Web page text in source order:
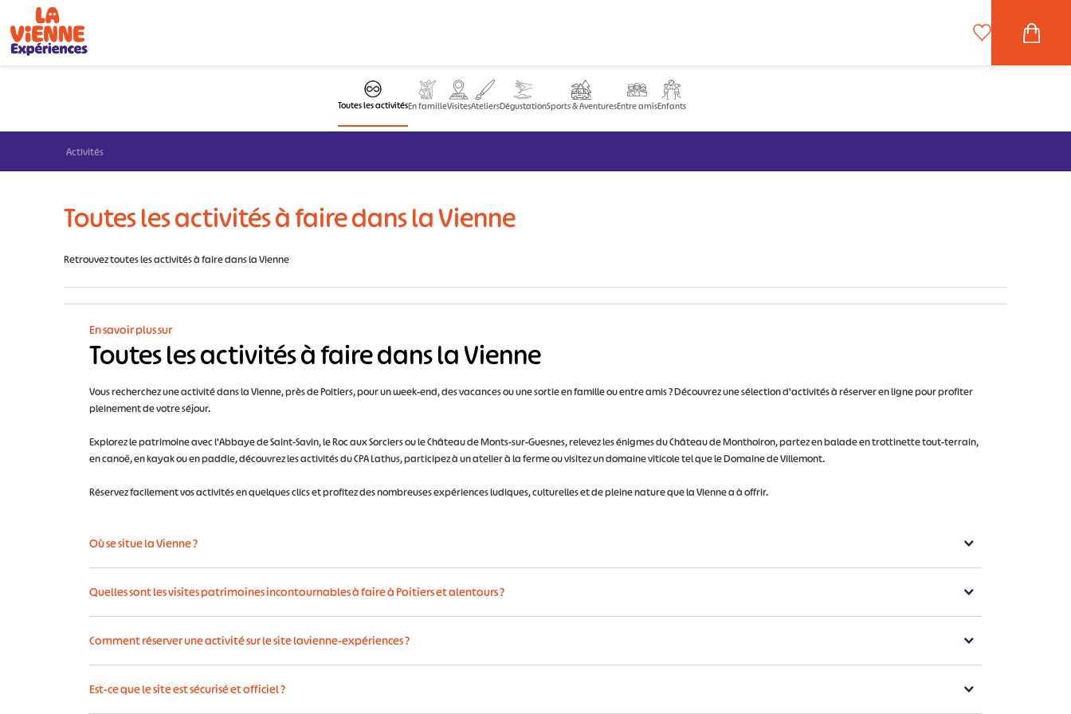
Panneau de gestion des cookies
Toutes les activitésEn familleVisitesAteliersDégustationSports & AventuresEntre amisEnfants
Activités
Toutes les activités à faire dans la Vienne
Retrouvez toutes les activités à faire dans la Vienne
En savoir plus sur
Toutes les activités à faire dans la Vienne
Vous recherchez une activité dans la Vienne, près de Poitiers, pour un week-end, des vacances ou une sortie en famille ou entre amis ? Découvrez une sélection d'activités à réserver en ligne pour profiter
pleinement de votre séjour.
Explorez le patrimoine avec l'Abbaye de Saint-Savin, le Roc aux Sorciers ou le Château de Monts-sur-Guesnes, relevez les énigmes du Château de Monthoiron, partez en balade en trottinette tout-terrain,
en canoë, en kayak ou en paddle, découvrez les activités du CPA Lathus, participez à un atelier à la ferme ou visitez un domaine viticole tel que le Domaine de Villemont.
Réservez facilement vos activités en quelques clics et profitez des nombreuses expériences ludiques, culturelles et de pleine nature que la Vienne a à offrir.
Où se situe la Vienne ?
La Roche-Posay, Montmorillon, Châtellerault et Loudun.
C'est une destination idéale située à seulement 1h20 de Paris en TGV.
Quelles sont les visites patrimoines incontournables à faire à Poitiers et alentours ?
- Le centre historique de Poitiers, ville d’art et d’histoire, et son patrimoine exceptionnel
- La cité médiévale de Chauvigny unique en Europe
Comment réserver une activité sur le site lavienne-expériences ?
Est-ce que le site est sécurisé et officiel ?